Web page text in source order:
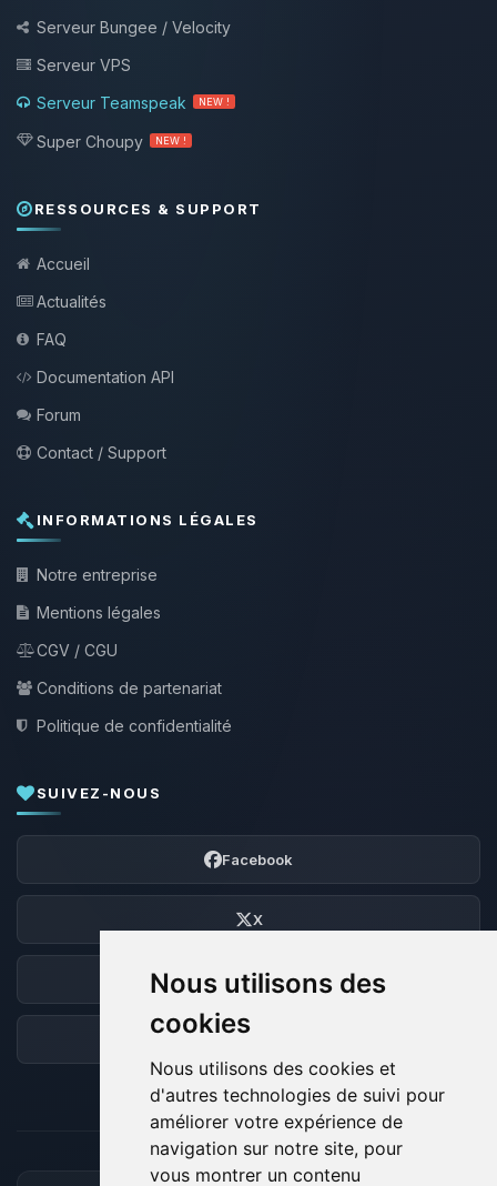
Nous utilisons des
cookies
Nous utilisons des cookies et
d'autres technologies de suivi pour
améliorer votre expérience de
navigation sur notre site, pour
vous montrer un contenu
Serveur Bungee / Velocity
Serveur VPS
Serveur Teamspeak
NEW !
Super Choupy NEW !
RESSOURCES & SUPPORT
Accueil
Actualités
FAQ
Documentation API
Forum
Contact / Support
INFORMATIONS LÉGALES
Notre entreprise
Mentions légales
CGV / CGU
Conditions de partenariat
Politique de confidentialité
SUIVEZ-NOUS
Facebook
X
Discord
Forum